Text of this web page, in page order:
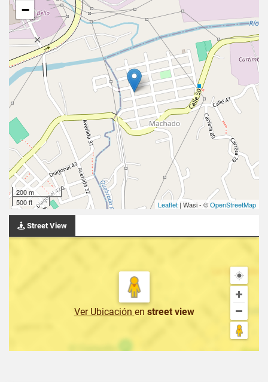
−
200 m
500 ft
Leaflet | Wasi - ©OpenStreetMap
Street View
Ver Ubicación en street view